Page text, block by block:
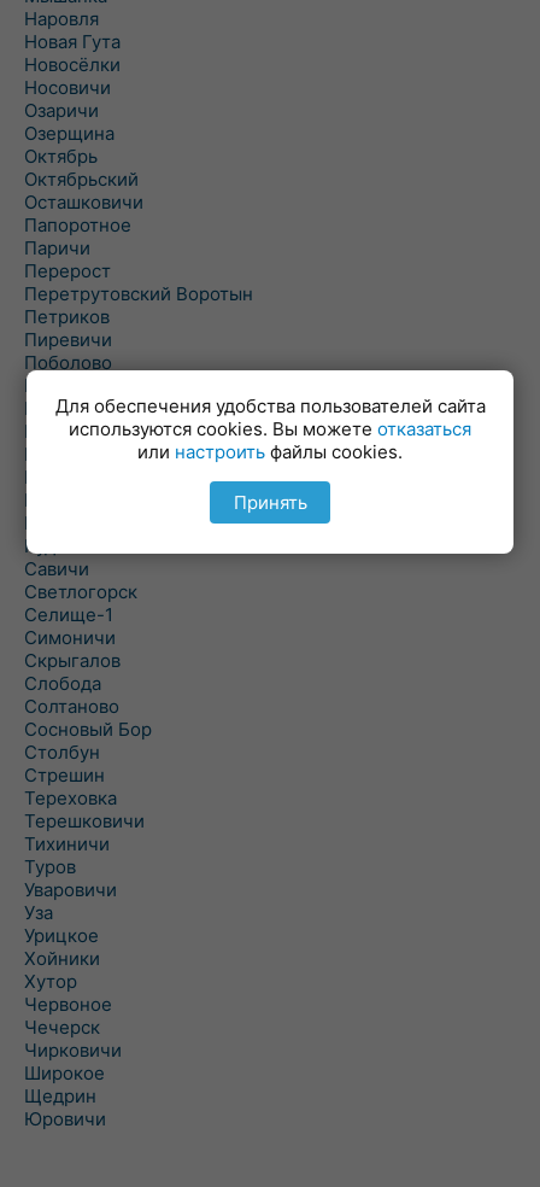
Наровля
Новая Гута
Новосёлки
Носовичи
Озаричи
Озерщина
Октябрь
Октябрьский
Осташковичи
Папоротное
Паричи
Перерост
Перетрутовский Воротын
Петриков
Пиревичи
Поболово
Поколюбичи
Полесье
Птичь
Речица
Ровенская Слобода
Рогачев
Рогинь
Рудня
Савичи
Светлогорск
Селище-1
Симоничи
Скрыгалов
Слобода
Солтаново
Сосновый Бор
Столбун
Стрешин
Тереховка
Терешковичи
Тихиничи
Туров
Уваровичи
Уза
Урицкое
Хойники
Хутор
Червоное
Чечерск
Чирковичи
Широкое
Щедрин
Юровичи
Для обеспечения удобства пользователей сайта
используются cookies. Вы можете отказаться
или настроить файлы cookies.
Принять